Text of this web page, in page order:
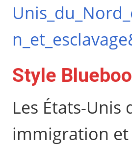
Style
Les États-Unis
immigration et